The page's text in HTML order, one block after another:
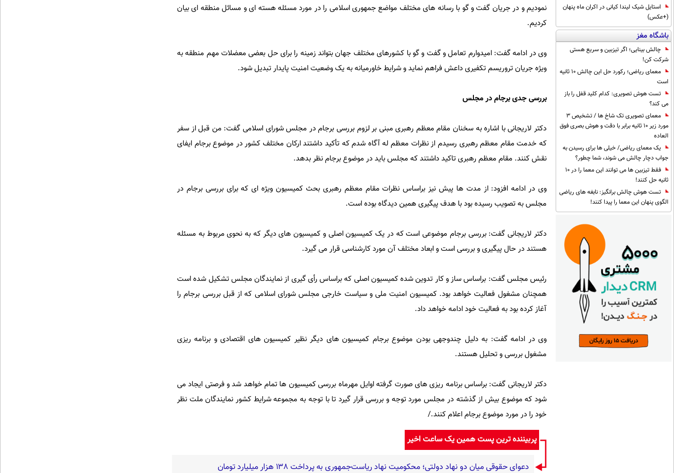
استایل شیک لیندا کیانی در اکران ماه پنهان
(+عکس)
باشگاه مغز
چالش بینایی؛ اگر تیزبین و سریع هستی
شرکت کن!
معمای ریاضی؛ رکورد حل این چالش 10 ثانیه
است
تست هوش تصویری: کدام کلید قفل را باز
می کند؟
معمای تصویری تک شاخ ها / تشخیص 3
مورد زیر 10 ثانیه برابر با دقت و هوش بصری فوق
العاده
یک معمای ریاضی/ خیلی ها برای رسیدن به
جواب دچار چالش می شوند، شما چطور؟
فقط تیزبین ها می توانند این معما را در 10
ثانیه حل کنند!
تست هوش چالش برانگیز: نابغه های ریاضی
الگوی پنهان این معما را پیدا کنند!
نمودیم و در جریان گفت و گو با رسانه های مختلف مواضع جمهوری اسلامی را در مورد مسئله هسته ای و مسائل منطقه ای بیان
کردیم.
وی در ادامه گفت: امیدوارم تعامل و گفت و گو با کشورهای مختلف جهان بتواند زمینه را برای حل بعضی معضلات مهم منطقه به
ویژه جریان تروریسم تکفیری داعش فراهم نماید و شرایط خاورمیانه به یک وضعیت امنیت پایدار تبدیل شود.
بررسی جدی برجام در مجلس
دکتر لاریجانی با اشاره به سخنان مقام معظم رهبری مبنی بر لزوم بررسی برجام در مجلس شورای اسلامی گفت: من قبل از سفر
که خدمت مقام معظم رهبری رسیدم از نظرات معظم له آگاه شدم که تأکید داشتند ارکان مختلف کشور در موضوع برجام ایفای
نقش کنند. مقام معظم رهبری تاکید داشتند که مجلس باید در موضوع برجام نظر بدهد.
وی در ادامه افزود: از مدت ها پیش نیز براساس نظرات مقام معظم رهبری بحث کمیسیون ویژه ای که برای بررسی برجام در
مجلس به تصویب رسیده بود با هدف پیگیری همین دیدگاه بوده است.
دکتر لاریجانی گفت: بررسی برجام موضوعی است که در یک کمیسیون اصلی و کمیسیون های دیگر که به نحوی مربوط به مسئله
هستند در حال پیگیری و بررسی است و ابعاد مختلف آن مورد کارشناسی قرار می گیرد.
رئیس مجلس گفت: براساس ساز و کار تدوین شده کمیسیون اصلی که براساس رأی گیری از نمایندگان مجلس تشکیل شده است
همچنان مشغول فعالیت خواهد بود. کمیسیون امنیت ملی و سیاست خارجی مجلس شورای اسلامی که از قبل بررسی برجام را
آغاز کرده بود به فعالیت خود ادامه خواهد داد.
وی در ادامه گفت: به دلیل چندوجهی بودن موضوع برجام کمیسیون های دیگر نظیر کمیسیون های اقتصادی و برنامه ریزی
مشغول بررسی و تحلیل هستند.
دکتر لاریجانی گفت: براساس برنامه ریزی های صورت گرفته اوایل مهرماه بررسی کمیسیون ها تمام خواهد شد و فرصتی ایجاد می
شود که موضوع بیش از گذشته در مجلس مورد توجه و بررسی قرار گیرد تا با توجه به مجموعه شرایط کشور نمایندگان ملت نظر
خود را در مورد موضوع برجام اعلام کنند./
پربیننده ترین پست همین یک ساعت اخیر
دعوای حقوقی میان دو نهاد دولتی؛ محکومیت نهاد ریاست‌جمهوری به پرداخت ۱۳۸ هزار میلیارد تومان